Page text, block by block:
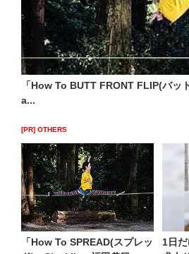
「How To BUTT FRONT FLIP(バッ
a...
[PR] OTHERS
「How To SPREAD(スプレッ
1日